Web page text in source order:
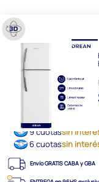
9 cuotassin
6 cuotassin
Envío GRATIS CABA y GBA